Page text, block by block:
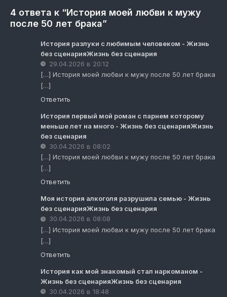
4 ответа к “История моей любви к мужу
после 50 лет брака”
История разлуки с любимым человеком - Жизнь
без сценарияЖизнь без сценария
29.04.2026 в 20:12
[…] История моей любви к мужу после 50 лет брака
[…]
Ответить
История первый мой роман с парнем которому
меньше лет на много - Жизнь без сценарияЖизнь
без сценария
30.04.2026 в 08:02
[…] История моей любви к мужу после 50 лет брака
[…]
Ответить
Моя история алкоголя разрушила семью - Жизнь
без сценарияЖизнь без сценария
30.04.2026 в 08:08
[…] История моей любви к мужу после 50 лет брака
[…]
Ответить
История как мой знакомый стал наркоманом -
Жизнь без сценарияЖизнь без сценария
30.04.2026 в 18:48